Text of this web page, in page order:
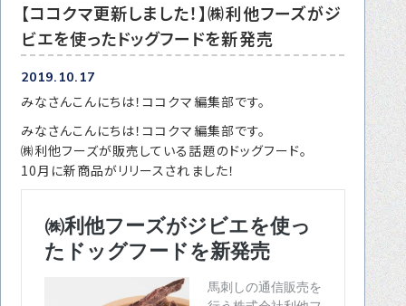
トピックス
ニュース
転職をお考えの方へ
転職エージェントサービス
転職相談会
【ココクマ更新しました！】㈱利他フーズがジ
ビエを使ったドッグフードを新発売
2019.10.17
みなさんこんにちは！ココクマ編集部です。
みなさんこんにちは！ココクマ編集部です。
㈱利他フーズが販売している話題のドッグフード。
10月に新商品がリリースされました！